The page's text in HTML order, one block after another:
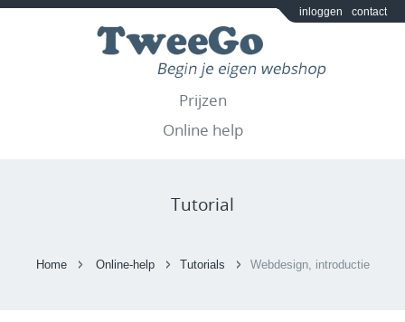
inloggen contact
Prijzen
Online help
Tutorial
Home Online-help Tutorials Webdesign, introductie